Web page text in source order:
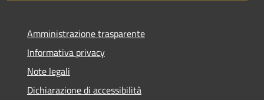
Amministrazione trasparente
Informativa privacy
Note legali
Dichiarazione di accessibilità